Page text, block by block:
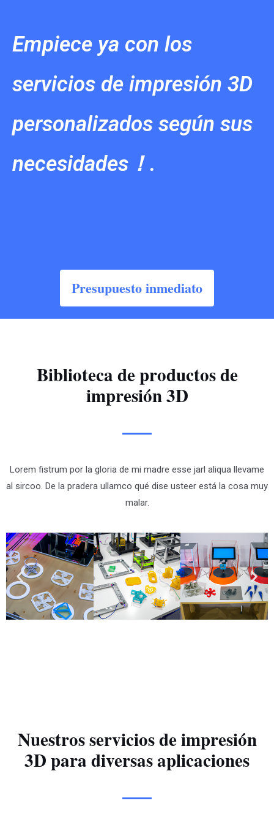
Empiece ya con los
servicios de impresión 3D
personalizados según sus
necesidades！.
Presupuesto inmediato
Biblioteca de productos de
impresión 3D
Lorem fistrum por la gloria de mi madre esse jarl aliqua llevame
al sircoo. De la pradera ullamco qué dise usteer está la cosa muy
malar.
Nuestros servicios de impresión
3D para diversas aplicaciones